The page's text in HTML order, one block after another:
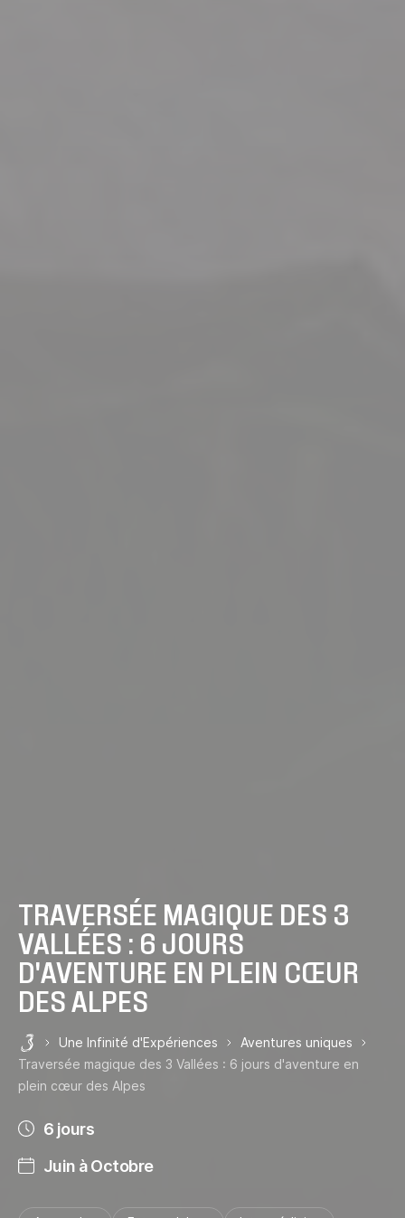
TRAVERSÉE MAGIQUE DES 3
VALLÉES : 6 JOURS
D'AVENTURE EN PLEIN CŒUR
DES ALPES
Les 3 Vallées
Une Infinité d'Expériences
Aventures uniques
Traversée magique des 3 Vallées : 6 jours d'aventure en
plein cœur des Alpes
6 jours
Juin à Octobre